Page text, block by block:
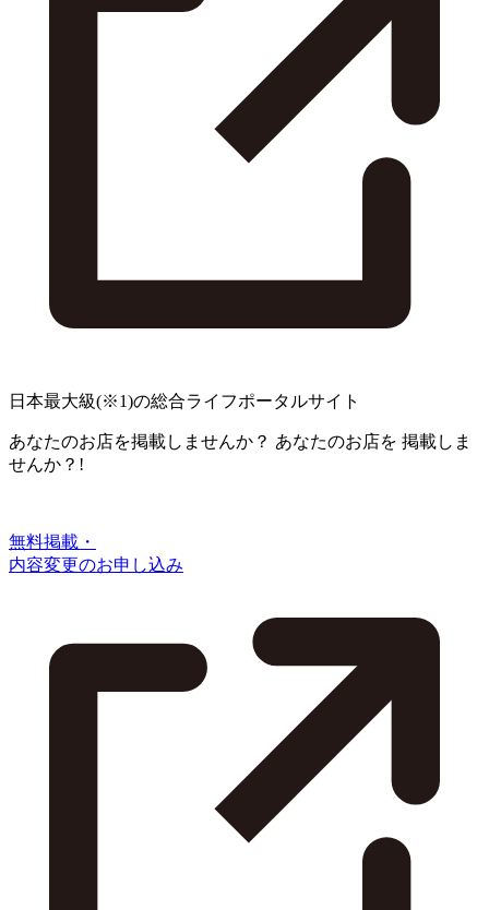
日本最大級(※1)の総合ライフポータルサイト
あなたのお店を掲載しませんか？ あなたのお店を 掲載しま
せんか？!
無料掲載・
内容変更のお申し込み